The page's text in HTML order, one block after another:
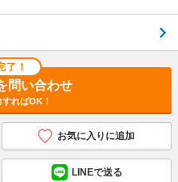
了！
問い合わせ
ればOK！
お気に入りに追加
LINEで送る